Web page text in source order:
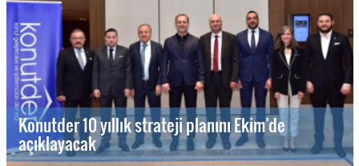
Konutder 10 yıllık strateji planını Ekim’de
açıklayacak